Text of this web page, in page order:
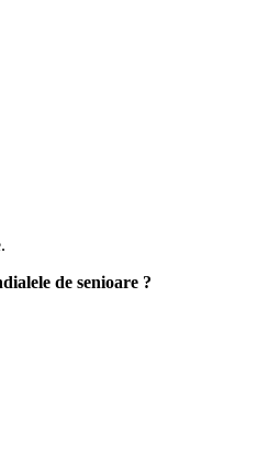
de senioare ?